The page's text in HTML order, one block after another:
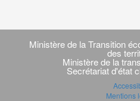
Navigation
transverse
Ministère de la Transition
des
Ministère de la
Secrétariat d'état
Mentions